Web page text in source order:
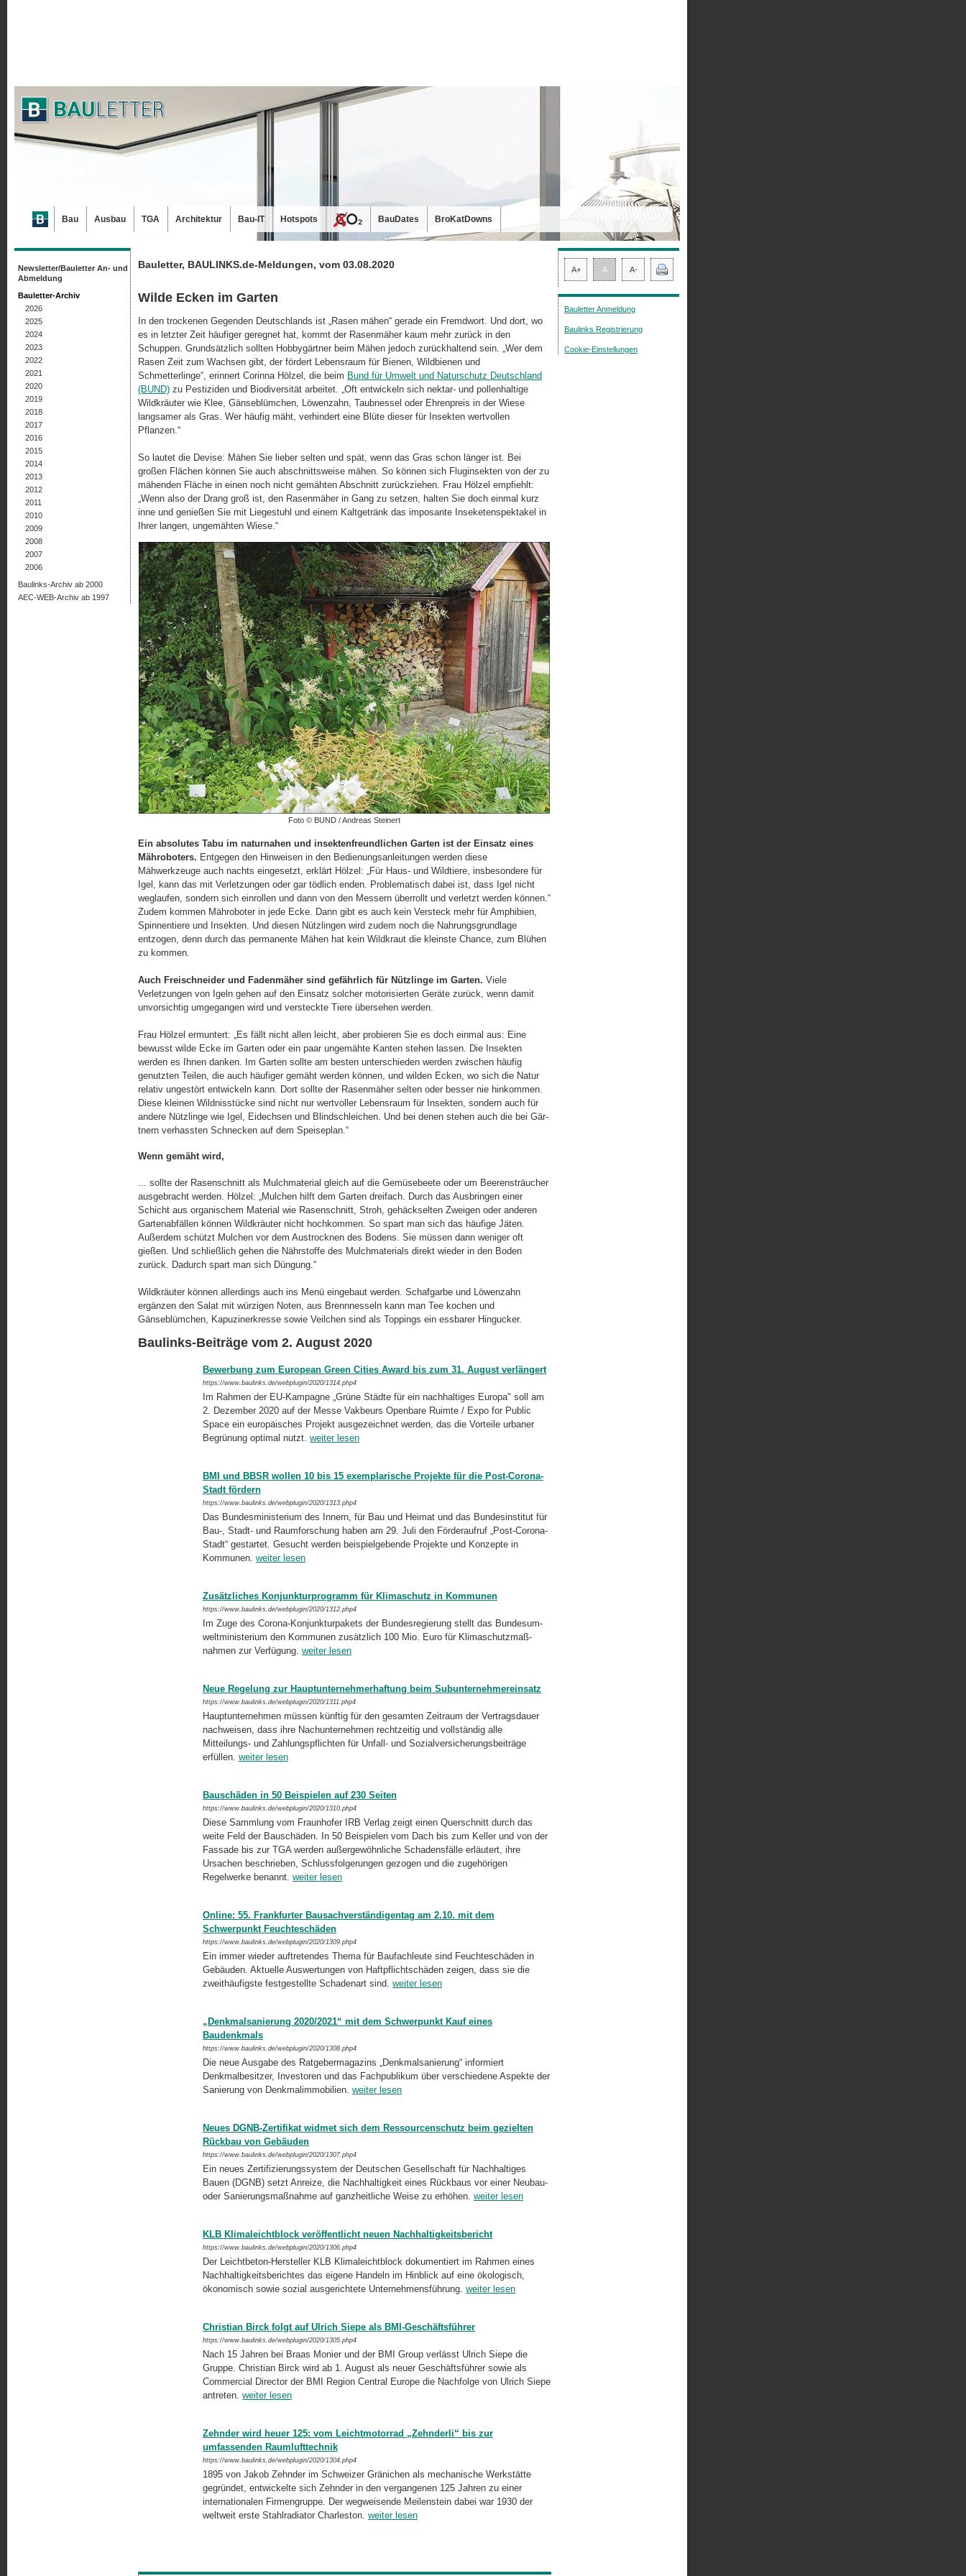
Bauletter, BAULINKS.de-Meldungen, vom 03.08.2020
Wilde Ecken im Garten
In den trockenen Gegenden Deutschlands ist „Rasen mähen“ gerade ein Fremdwort. Und dort, wo
es in letzter Zeit häufiger geregnet hat, kommt der Rasenmäher kaum mehr zurück in den
Schuppen. Grundsätzlich sollten Hobbygärtner beim Mähen jedoch zurückhaltend sein. „Wer dem
Rasen Zeit zum Wachsen gibt, der fördert Lebensraum für Bienen, Wildbienen und
Schmetterlinge“, erinnert Corinna Hölzel, die beim Bund für Umwelt und Naturschutz Deutschland
(BUND) zu Pestiziden und Biodiversität arbeitet. „Oft entwickeln sich nektar- und pollenhaltige
Wildkräuter wie Klee, Gänseblümchen, Löwenzahn, Taubnessel oder Ehrenpreis in der Wiese
langsamer als Gras. Wer häufig mäht, verhindert eine Blüte dieser für Insekten wertvollen
Pflanzen.“
So lautet die Devise: Mähen Sie lieber selten und spät, wenn das Gras schon länger ist. Bei
großen Flächen können Sie auch abschnittsweise mähen. So können sich Flug­in­sek­ten von der zu
mähenden Fläche in einen noch nicht gemähten Abschnitt zurückziehen. Frau Hölzel empfiehlt:
„Wenn also der Drang groß ist, den Rasenmäher in Gang zu setzen, halten Sie doch einmal kurz
inne und genießen Sie mit Liegestuhl und einem Kaltgetränk das imposante Inseketenspektakel in
Ihrer langen, ungemähten Wiese.“
Foto © BUND / Andreas Steinert
Ein absolutes Tabu im naturnahen und insektenfreundlichen Garten ist der Einsatz eines
Mähroboters. Entgegen den Hinweisen in den Bedienungsanleitungen werden diese
Mähwerkzeuge auch nachts eingesetzt, erklärt Hölzel: „Für Haus- und Wildtiere, insbesondere für
Igel, kann das mit Verletzungen oder gar tödlich enden. Problematisch dabei ist, dass Igel nicht
weglaufen, sondern sich einrollen und dann von den Messern überrollt und verletzt werden können.“
Zudem kommen Mähroboter in jede Ecke. Dann gibt es auch kein Versteck mehr für Amphibien,
Spinnentiere und Insekten. Und diesen Nützlingen wird zudem noch die Nahrungsgrundlage
entzogen, denn durch das permanente Mähen hat kein Wildkraut die kleinste Chance, zum Blühen
zu kommen.
Auch Freischneider und Fadenmäher sind gefährlich für Nützlinge im Garten. Viele
Verletzungen von Igeln gehen auf den Einsatz solcher motorisierten Geräte zurück, wenn damit
unvorsichtig umgegangen wird und versteckte Tiere übersehen werden.
Frau Hölzel ermuntert: „Es fällt nicht allen leicht, aber probieren Sie es doch einmal aus: Eine
bewusst wilde Ecke im Garten oder ein paar ungemähte Kanten stehen lassen. Die Insekten
werden es Ihnen danken. Im Garten sollte am besten unter­schie­den werden zwischen häufig
genutzten Teilen, die auch häufiger gemäht werden können, und wilden Ecken, wo sich die Natur
relativ ungestört entwickeln kann. Dort sollte der Rasenmäher selten oder besser nie hinkommen.
Diese kleinen Wildnisstücke sind nicht nur wertvoller Lebensraum für Insekten, sondern auch für
andere Nützlinge wie Igel, Eidechsen und Blindschleichen. Und bei denen stehen auch die bei Gär­
tnern verhassten Schnecken auf dem Speiseplan.“
Wenn gemäht wird,
... sollte der Rasenschnitt als Mulchmaterial gleich auf die Gemüsebeete oder um Beerensträucher
ausgebracht werden. Hölzel: „Mulchen hilft dem Garten dreifach. Durch das Ausbringen einer
Schicht aus organischem Material wie Rasenschnitt, Stroh, gehäckselten Zweigen oder anderen
Gartenabfällen können Wildkräuter nicht hoch­kom­men. So spart man sich das häufige Jäten.
Außerdem schützt Mulchen vor dem Austrocknen des Bodens. Sie müssen dann weniger oft
gießen. Und schließlich gehen die Nährstoffe des Mulchmaterials direkt wieder in den Boden
zurück. Dadurch spart man sich Düngung.“
Wildkräuter können allerdings auch ins Menü eingebaut werden. Schafgarbe und Löwenzahn
ergänzen den Salat mit würzigen Noten, aus Brennnesseln kann man Tee kochen und
Gänseblümchen, Kapuzinerkresse sowie Veilchen sind als Toppings ein essbarer Hingucker.
Baulinks-Beiträge vom 2. August 2020
Bewerbung zum European Green Cities Award bis zum 31. August verlängert
https://www.baulinks.de/webplugin/2020/1314.php4
Im Rahmen der EU-Kampagne „Grüne Städte für ein nachhaltiges Euro­pa" soll am
2. Dezember 2020 auf der Messe Vakbeurs Openbare Ruim­te / Expo for Public
Space ein europäisches Projekt ausgezeichnet wer­den, das die Vorteile urbaner
Begrünung optimal nutzt. weiter lesen
BMI und BBSR wollen 10 bis 15 exemplarische Projekte für die Post-Corona-
Stadt fördern
https://www.baulinks.de/webplugin/2020/1313.php4
Das Bundesministerium des Innern, für Bau und Heimat und das Bun­des­institut für
Bau-, Stadt- und Raumforschung haben am 29. Juli den För­der­auf­ruf „Post-Corona-
Stadt“ gestartet. Gesucht werden bei­spiel­ge­bende Projekte und Konzepte in
Kommunen. weiter lesen
Zusätzliches Konjunkturprogramm für Klimaschutz in Kommunen
https://www.baulinks.de/webplugin/2020/1312.php4
Im Zuge des Corona-Konjunkturpakets der Bundesregierung stellt das Bun­des­um­
welt­ministerium den Kommunen zusätzlich 100 Mio. Euro für Klima­schutz­maß­
nahmen zur Verfügung. weiter lesen
Neue Regelung zur Hauptunternehmerhaftung beim Subunternehmereinsatz
https://www.baulinks.de/webplugin/2020/1311.php4
Hauptunternehmen müssen künftig für den gesamten Zeitraum der Vertragsdauer
nachweisen, dass ihre Nachunternehmen rechtzeitig und vollständig alle
Mitteilungs- und Zahlungspflichten für Unfall- und Sozial­ver­si­che­rungs­beiträge
erfüllen. weiter lesen
Bauschäden in 50 Beispielen auf 230 Seiten
https://www.baulinks.de/webplugin/2020/1310.php4
Diese Sammlung vom Fraunhofer IRB Verlag zeigt einen Querschnitt durch das
weite Feld der Bauschäden. In 50 Beispielen vom Dach bis zum Keller und von der
Fassade bis zur TGA werden außergewöhnliche Schadensfälle erläutert, ihre
Ursachen beschrieben, Schlussfolgerungen gezogen und die zugehörigen
Regelwerke benannt. weiter lesen
Online: 55. Frankfurter Bausachverständigentag am 2.10. mit dem
Schwerpunkt Feuchteschäden
https://www.baulinks.de/webplugin/2020/1309.php4
Ein immer wieder auftretendes Thema für Baufachleute sind Feuchte­schä­den in
Gebäuden. Aktuelle Auswertungen von Haftpflichtschäden zeigen, dass sie die
zweithäufigste festgestellte Schadenart sind. weiter lesen
„Denkmalsanierung 2020/2021“ mit dem Schwerpunkt Kauf eines
Baudenkmals
https://www.baulinks.de/webplugin/2020/1308.php4
Die neue Ausgabe des Ratgebermagazins „Denkmalsanierung“ infor­miert
Denkmalbesitzer, Investoren und das Fachpublikum über ver­schie­dene Aspekte der
Sanierung von Denkmalimmobilien. weiter lesen
Neues DGNB-Zertifikat widmet sich dem Ressourcenschutz beim gezielten
Rückbau von Gebäuden
https://www.baulinks.de/webplugin/2020/1307.php4
Ein neues Zertifizierungssystem der Deutschen Gesellschaft für Nach­hal­ti­ges
Bauen (DGNB) setzt Anreize, die Nachhaltigkeit eines Rückbaus vor einer Neubau-
oder Sanierungsmaßnahme auf ganzheitliche Weise zu erhöhen. weiter lesen
KLB Klimaleichtblock veröffentlicht neuen Nachhaltigkeitsbericht
https://www.baulinks.de/webplugin/2020/1306.php4
Der Leichtbeton-Hersteller KLB Klimaleichtblock dokumentiert im Rah­men eines
Nachhaltigkeitsberichtes das eigene Handeln im Hinblick auf eine ökologisch,
ökonomisch sowie sozial ausgerichtete Unter­neh­mens­füh­rung. weiter lesen
Christian Birck folgt auf Ulrich Siepe als BMI-Geschäftsführer
https://www.baulinks.de/webplugin/2020/1305.php4
Nach 15 Jahren bei Braas Monier und der BMI Group verlässt Ulrich Siepe die
Gruppe. Christian Birck wird ab 1. August als neuer Geschäfts­führer sowie als
Commercial Director der BMI Region Central Europe die Nachfolge von Ulrich Siepe
antreten. weiter lesen
Zehnder wird heuer 125: vom Leichtmotorrad „Zehnderli“ bis zur
umfassenden Raumlufttechnik
https://www.baulinks.de/webplugin/2020/1304.php4
1895 von Jakob Zehnder im Schweizer Gränichen als mechanische Werk­stät­te
gegründet, entwickelte sich Zehnder in den vergangenen 125 Jahren zu einer
internationalen Firmengruppe. Der wegweisende Meilenstein dabei war 1930 der
weltweit erste Stahlradiator Charleston. weiter lesen
Newsletter/Bauletter An- und
Abmeldung
Bauletter-Archiv
2026
2025
2024
2023
2022
2021
2020
2019
2018
2017
2016
2015
2014
2013
2012
2011
2010
2009
2008
2007
2006
Baulinks-Archiv ab 2000
AEC-WEB-Archiv ab 1997
A+ A A-
Bauletter Anmeldung
Baulinks Registrierung
Cookie-Einstellungen
Bau Ausbau TGA Architektur Bau-IT Hotspots BauDates BroKatDowns